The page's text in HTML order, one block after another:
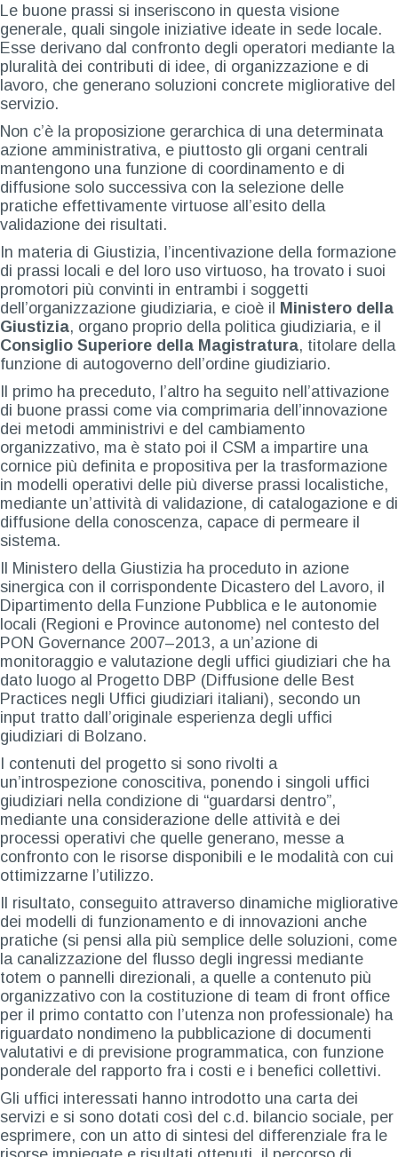
Le buone prassi si inseriscono in questa visione
generale, quali singole iniziative ideate in sede locale.
Esse derivano dal confronto degli operatori mediante la
pluralità dei contributi di idee, di organizzazione e di
lavoro, che generano soluzioni concrete migliorative del
servizio.
Non c’è la proposizione gerarchica di una determinata
azione amministrativa, e piuttosto gli organi centrali
mantengono una funzione di coordinamento e di
diffusione solo successiva con la selezione delle
pratiche effettivamente virtuose all’esito della
validazione dei risultati.
In materia di Giustizia, l’incentivazione della formazione
di prassi locali e del loro uso virtuoso, ha trovato i suoi
promotori più convinti in entrambi i soggetti
dell’organizzazione giudiziaria, e cioè il Ministero della
Giustizia, organo proprio della politica giudiziaria, e il
Consiglio Superiore della Magistratura, titolare della
funzione di autogoverno dell’ordine giudiziario.
Il primo ha preceduto, l’altro ha seguito nell’attivazione
di buone prassi come via comprimaria dell’innovazione
dei metodi amministrivi e del cambiamento
organizzativo, ma è stato poi il CSM a impartire una
cornice più definita e propositiva per la trasformazione
in modelli operativi delle più diverse prassi localistiche,
mediante un’attività di validazione, di catalogazione e di
diffusione della conoscenza, capace di permeare il
sistema.
Il Ministero della Giustizia ha proceduto in azione
sinergica con il corrispondente Dicastero del Lavoro, il
Dipartimento della Funzione Pubblica e le autonomie
locali (Regioni e Province autonome) nel contesto del
PON Governance 2007–2013, a un’azione di
monitoraggio e valutazione degli uffici giudiziari che ha
dato luogo al Progetto DBP (Diffusione delle Best
Practices negli Uffici giudiziari italiani), secondo un
input tratto dall’originale esperienza degli uffici
giudiziari di Bolzano.
I contenuti del progetto si sono rivolti a
un’introspezione conoscitiva, ponendo i singoli uffici
giudiziari nella condizione di “guardarsi dentro”,
mediante una considerazione delle attività e dei
processi operativi che quelle generano, messe a
confronto con le risorse disponibili e le modalità con cui
ottimizzarne l’utilizzo.
Il risultato, conseguito attraverso dinamiche migliorative
dei modelli di funzionamento e di innovazioni anche
pratiche (si pensi alla più semplice delle soluzioni, come
la canalizzazione del flusso degli ingressi mediante
totem o pannelli direzionali, a quelle a contenuto più
organizzativo con la costituzione di team di front office
per il primo contatto con l’utenza non professionale) ha
riguardato nondimeno la pubblicazione di documenti
valutativi e di previsione programmatica, con funzione
ponderale del rapporto fra i costi e i benefici collettivi.
Gli uffici interessati hanno introdotto una carta dei
servizi e si sono dotati così del c.d. bilancio sociale, per
esprimere, con un atto di sintesi del differenziale fra le